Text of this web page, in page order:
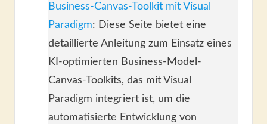
Business-Canvas-Toolkit mit Visual
Paradigm: Diese Seite bietet eine
detaillierte Anleitung zum Einsatz eines
KI-optimierten Business-Model-
Canvas-Toolkits, das mit Visual
Paradigm integriert ist, um die
automatisierte Entwicklung von